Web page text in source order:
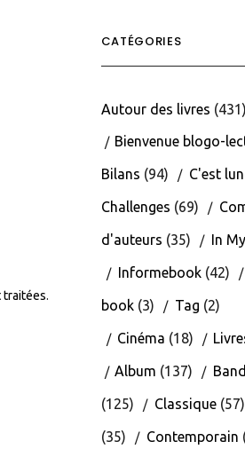
traitées.
CATÉGORIES
Autour des livres (431)
Bienvenue blogo-
Bilans (94) C'est
Challenges (69)
d'auteurs (35) In
Informebook(42)
book(3) Tag (2)
Cinéma (18)
Album (137)
(125) Classique(57)
(35) Contemporain